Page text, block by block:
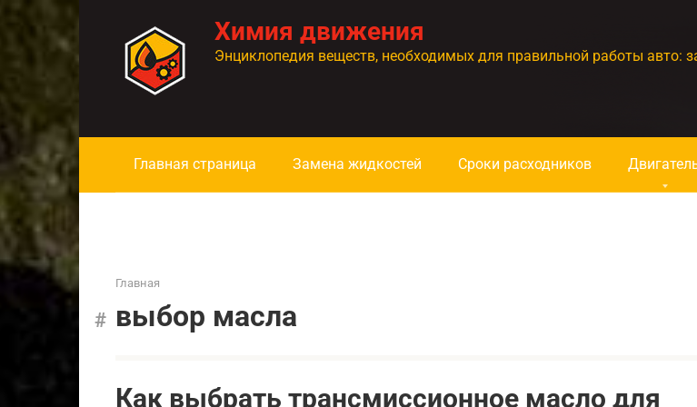
Перейти
Химия движения
Энциклопедия веществ, необходимых для правильной работы авто:
Главная страница Замена жидкостей Сроки расходников
Главная
выбор масла
Как выбрать трансмиссионное масло для